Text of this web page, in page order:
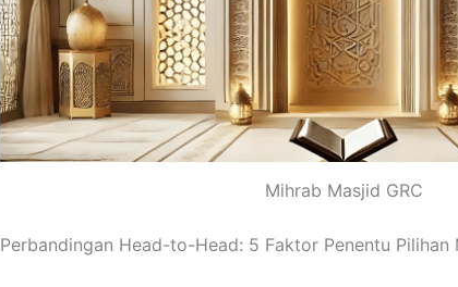
Mihrab Masjid GRC
Perbandingan Head-to-Head: 5 Faktor Penentu Pilihan